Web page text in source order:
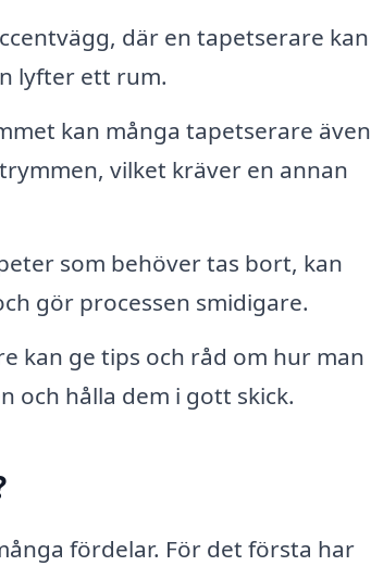
där en tapetserare kan
lyfter ett rum.
kan många tapetserare även
vilket kräver en annan
som behöver tas bort, kan
gör processen smidigare.
kan ge tips och råd om hur man
och hålla dem i gott skick.
fördelar. För det första har